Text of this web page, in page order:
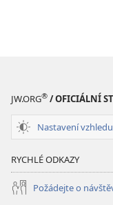
JW.ORG® / OFICIÁLNÍ
Nastavení vzhledu
RYCHLÉ ODKAZY
Požádejte o